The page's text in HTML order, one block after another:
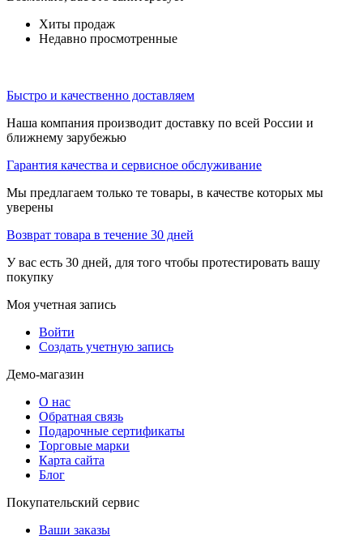
Хиты продаж
Недавно просмотренные
Быстро и качественно доставляем
Наша компания производит доставку по всей России и
ближнему зарубежью
Гарантия качества и сервисное обслуживание
Мы предлагаем только те товары, в качестве которых мы
уверены
Возврат товара в течение 30 дней
У вас есть 30 дней, для того чтобы протестировать вашу
покупку
Моя учетная запись
Войти
Создать учетную запись
Демо-магазин
О нас
Обратная связь
Подарочные сертификаты
Торговые марки
Карта сайта
Блог
Покупательский сервис
Ваши заказы